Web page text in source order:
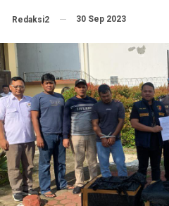
Redaksi2 30 Sep 2023